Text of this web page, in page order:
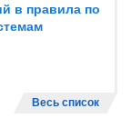
в правила по
Весь список